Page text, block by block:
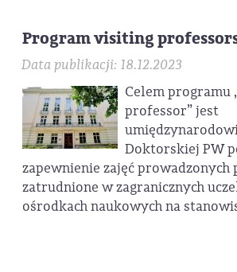
Program visiting
Data publikacji: 18.12.2023
Celem programu
professor” jest
Doktorskiej PW
zapewnienie zajęć prowadzonych
zatrudnione w zagranicznych
ośrodkach naukowych na